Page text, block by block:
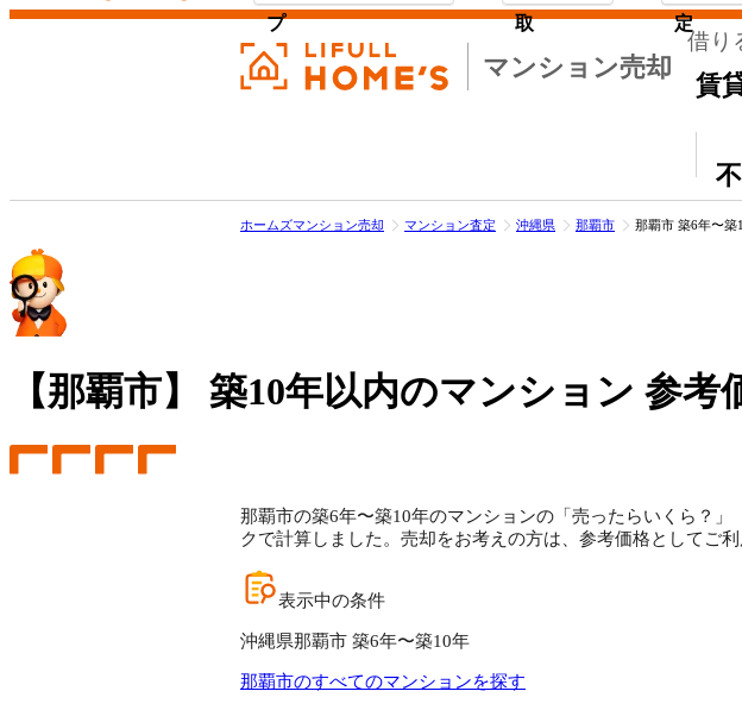
マンション売却
借り
賃
プ 取 定
ホームズマンション売却 マンション査定 沖縄県 那覇市 那覇市 築6年〜築
【那覇市】 築10年以内のマンション 参考
那覇市の築6年〜築10年のマンションの「売ったらいくら？
クで計算しました。売却をお考えの方は、参考価格としてご利
表示中の条件
沖縄県那覇市 築6年〜築10年
那覇市のすべてのマンションを探す